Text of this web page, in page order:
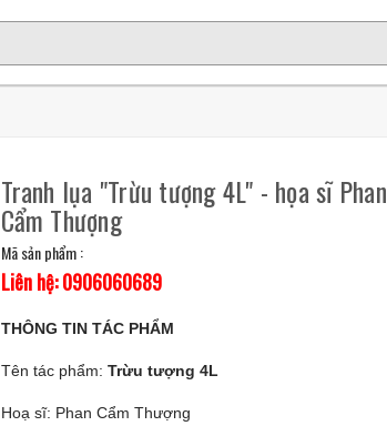
Tranh lụa "Trừu tượng 4L" - họa sĩ Phan
Cẩm Thượng
Mã sản phẩm :
Liên hệ: 0906060689
THÔNG TIN TÁC PHẨM
Tên tác phẩm: Trừu tượng 4L
Hoạ sĩ: Phan Cẩm Thượng